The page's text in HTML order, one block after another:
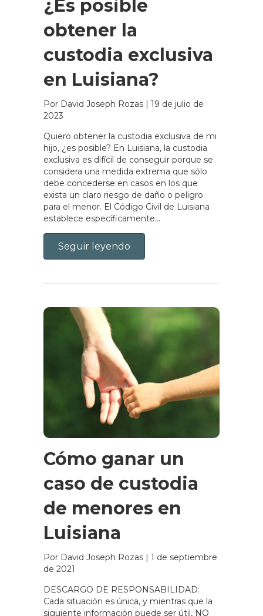
¿Es posible
obtener la
custodia exclusiva
en Luisiana?
Por David Joseph Rozas
19 de julio de
2023
Quiero obtener la custodia exclusiva de mi
hijo, ¿es posible? En Luisiana, la custodia
exclusiva es difícil de conseguir porque se
considera una medida extrema que sólo
debe concederse en casos en los que
exista un claro riesgo de daño o peligro
para el menor. El Código Civil de Luisiana
establece específicamente...
Seguir leyendo
Cómo ganar un
caso de custodia
de menores en
Luisiana
Por David Joseph Rozas | 1 de septiembre
de 2021
DESCARGO DE RESPONSABILIDAD:
Cada situación es única, y mientras que la
siguiente información puede ser útil, NO